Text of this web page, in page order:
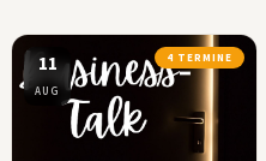
11
AUG
4 TERMINE